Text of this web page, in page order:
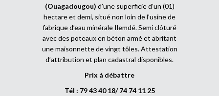
(Ouagadougou) d’une superficie d’un (01)
hectare et demi, situé non loin de l’usine de
fabrique d’eau minérale Ilemdé. Semi clôturé
avec des poteaux en béton armé et abritant
une maisonnette de vingt tôles. Attestation
d’attribution et plan cadastral disponibles.
Prix à débattre
Tél : 79 43 40 18/ 74 74 11 25